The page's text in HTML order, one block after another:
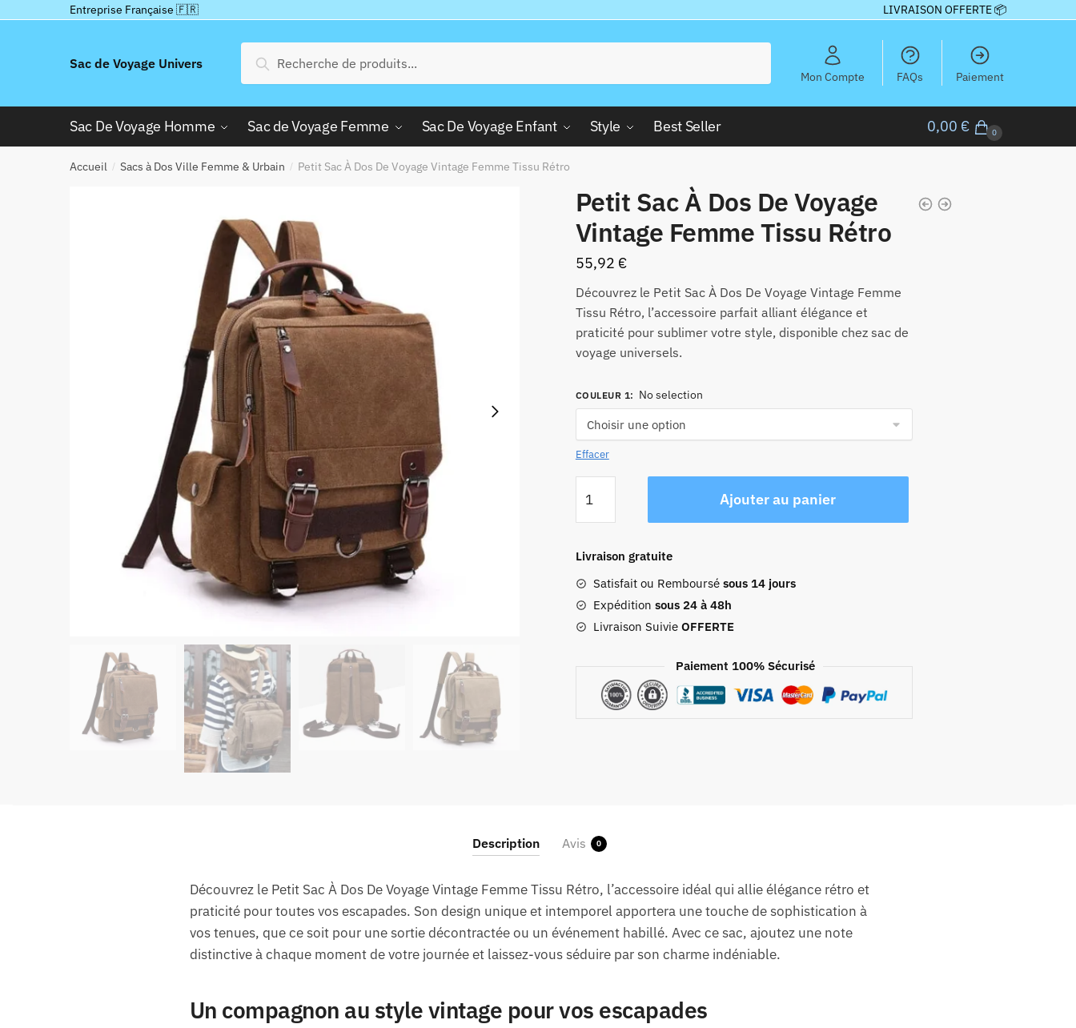
Entreprise Française 🇫🇷 LIVRAISON OFFERTE 📦
Sac de Voyage Univers
pour :
Recherche
Mon Compte FAQs Paiement
Sac De Voyage Homme Sac de Voyage Femme Sac De Voyage Enfant Style Best Seller 0,00 € 0
Accueil / Sacs à Dos Ville Femme & Urbain / Petit Sac À Dos De Voyage Vintage Femme Tissu Rétro
Petit Sac À Dos De Voyage
Vintage Femme Tissu Rétro
55,92 €
Découvrez le Petit Sac À Dos De Voyage Vintage Femme
Tissu Rétro, l’accessoire parfait alliant élégance et
praticité pour sublimer votre style, disponible chez sac de
voyage universels.
COULEUR 1: No selection
Effacer
de
Petit
À
Dos
De
Voyage
Tissu
Rétro
Ajouter au panier
Livraison gratuite
Satisfait ou Remboursé sous 14 jours
Expédition sous 24 à 48h
Livraison Suivie OFFERTE
Paiement 100% Sécurisé
Description Avis 0
Découvrez le Petit Sac À Dos De Voyage Vintage Femme Tissu Rétro, l’accessoire idéal qui allie élégance rétro et
praticité pour toutes vos escapades. Son design unique et intemporel apportera une touche de sophistication à
vos tenues, que ce soit pour une sortie décontractée ou un événement habillé. Avec ce sac, ajoutez une note
distinctive à chaque moment de votre journée et laissez-vous séduire par son charme indéniable.
Un compagnon au style vintage pour vos escapades